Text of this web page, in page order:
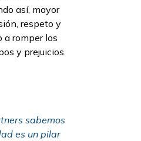
así, mayor
respeto y
a romper los
y prejuicios.
sabemos
es un pilar